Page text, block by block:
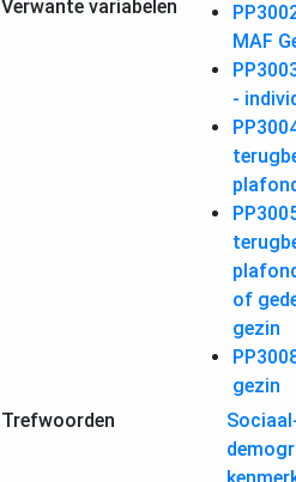
Verwante variabelen
MAF
-
of
gezin
gezin
Trefwoorden